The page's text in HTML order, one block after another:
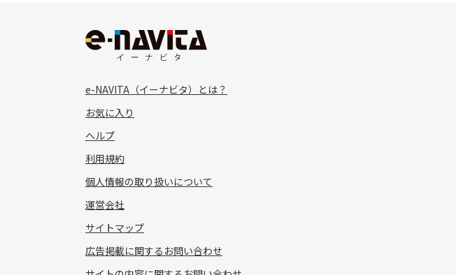
e-NAVITA（イーナビタ）とは？
お気に入り
ヘルプ
利用規約
個人情報の取り扱いについて
運営会社
サイトマップ
広告掲載に関するお問い合わせ